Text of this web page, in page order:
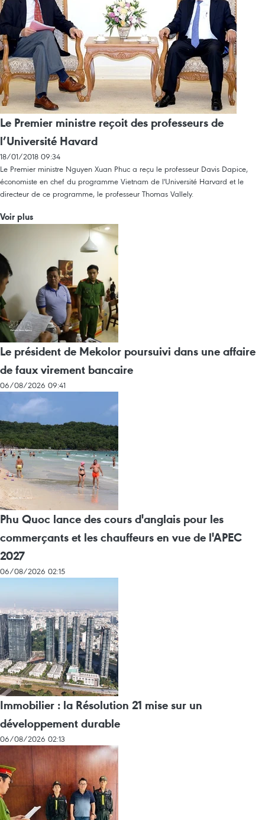
Le Premier ministre reçoit des professeurs de
l’Université Havard
18/01/2018 09:34
Le Premier ministre Nguyen Xuan Phuc a reçu le professeur Davis Dapice,
économiste en chef du programme Vietnam de l'Université Harvard et le
directeur de ce programme, le professeur Thomas Vallely.
Voir plus
Le président de Mekolor poursuivi dans une affaire
de faux virement bancaire
06/08/2026 09:41
Phu Quoc lance des cours d'anglais pour les
commerçants et les chauffeurs en vue de l'APEC
2027
06/08/2026 02:15
Immobilier : la Résolution 21 mise sur un
développement durable
06/08/2026 02:13